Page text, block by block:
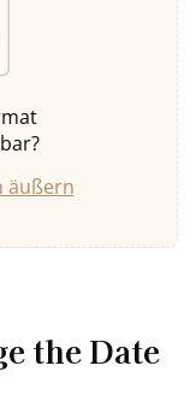
äußern
the Date